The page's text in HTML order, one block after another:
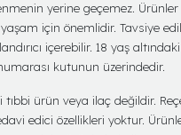
yerine geçemez.
için önemlidir. Tavsiye
içerebilir. 18 yaş
kutunun üzerindedir.
ürün veya ilaç değildir.
edici özellikleri yoktur.